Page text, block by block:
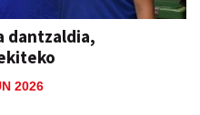
dantzaldia,
2026